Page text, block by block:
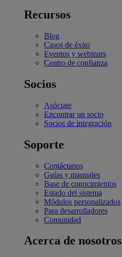
Recursos
Blog
Casos de éxito
Eventos y webinars
Centro de confianza
Socios
Asóciate
Encontrar un socio
Socios de integración
Soporte
Contáctanos
Guías y manuales
Base de conocimientos
Estado del sistema
Módulos personalizados
Para desarrolladores
Comunidad
Acerca de nosotros